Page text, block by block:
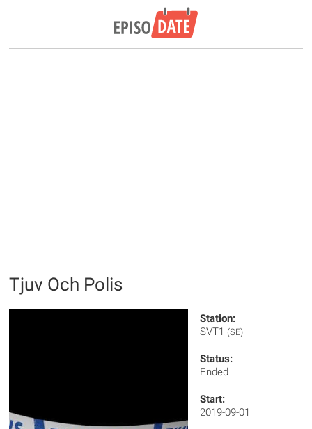
Tjuv Och Polis
Station:
SVT1 (SE)
Status:
Ended
Start:
2019-09-01